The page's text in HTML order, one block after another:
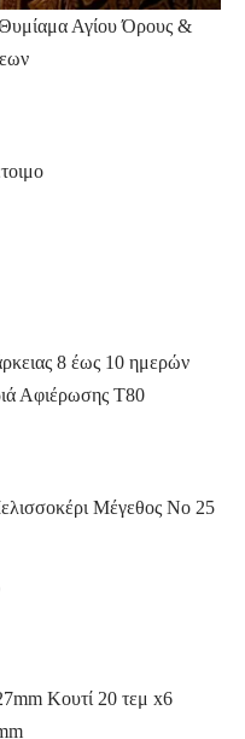
Αγίου Όρους &
Αφιέρωσης Τ80
Μέγεθος Νο 25